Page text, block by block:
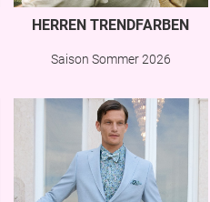
HERREN TRENDFARBEN
Saison Sommer 2026